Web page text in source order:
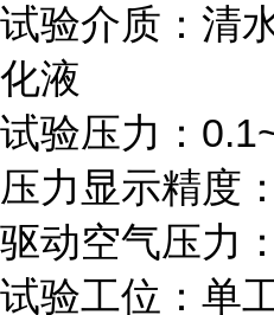
试验介质：清
化液
试验压力：
压力显示精度
驱动空气压力
试验工位：单